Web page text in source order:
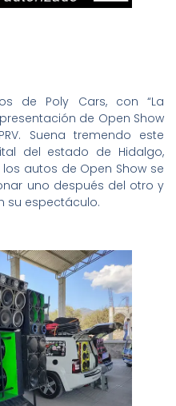
de Poly Cars, con “La
de Open Show
Suena tremendo este
del estado de Hidalgo,
autos de Open Show se
uno después del otro y
su espectáculo.